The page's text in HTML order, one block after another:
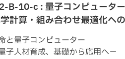
B-10-c : 量子コンピュータ
計算・組み合わせ最適化へ
と量子コンピューター
子人材育成、基礎から応用へ－